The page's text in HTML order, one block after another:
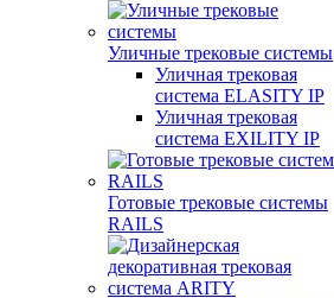
Уличные трековые системы
Уличная трековая
система ELASITY IP
Уличная трековая
система EXILITY IP
Готовые трековые системы
RAILS